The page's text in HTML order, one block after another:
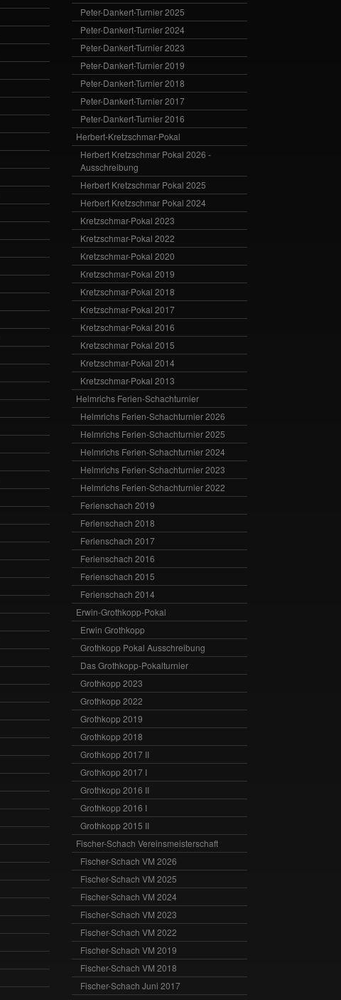
Peter-Dankert-Turnier 2025
Peter-Dankert-Turnier 2024
Peter-Dankert-Turnier 2023
Peter-Dankert-Turnier 2019
Peter-Dankert-Turnier 2018
Peter-Dankert-Turnier 2017
Peter-Dankert-Turnier 2016
Herbert-Kretzschmar-Pokal
Herbert Kretzschmar Pokal 2026 -
Ausschreibung
Herbert Kretzschmar Pokal 2025
Herbert Kretzschmar Pokal 2024
Kretzschmar-Pokal 2023
Kretzschmar-Pokal 2022
Kretzschmar-Pokal 2020
Kretzschmar-Pokal 2019
Kretzschmar-Pokal 2018
Kretzschmar-Pokal 2017
Kretzschmar-Pokal 2016
Kretzschmar Pokal 2015
Kretzschmar-Pokal 2014
Kretzschmar-Pokal 2013
Helmrichs Ferien-Schachturnier
Helmrichs Ferien-Schachturnier 2026
Helmrichs Ferien-Schachturnier 2025
Helmrichs Ferien-Schachturnier 2024
Helmrichs Ferien-Schachturnier 2023
Helmrichs Ferien-Schachturnier 2022
Ferienschach 2019
Ferienschach 2018
Ferienschach 2017
Ferienschach 2016
Ferienschach 2015
Ferienschach 2014
Erwin-Grothkopp-Pokal
Erwin Grothkopp
Grothkopp Pokal Ausschreibung
Das Grothkopp-Pokalturnier
Grothkopp 2023
Grothkopp 2022
Grothkopp 2019
Grothkopp 2018
Grothkopp 2017 II
Grothkopp 2017 I
Grothkopp 2016 II
Grothkopp 2016 I
Grothkopp 2015 II
Fischer-Schach Vereinsmeisterschaft
Fischer-Schach VM 2026
Fischer-Schach VM 2025
Fischer-Schach VM 2024
Fischer-Schach VM 2023
Fischer-Schach VM 2022
Fischer-Schach VM 2019
Fischer-Schach VM 2018
Fischer-Schach Juni 2017